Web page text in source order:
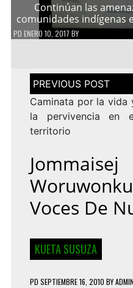
Continúan las
comunidades indígenas
PD ENERO 10, 2017 BY
Navegación
de
entradas
Caminata por la vida
la pervivencia en
territorio
Jommaisej
Voces De
KUETA SUSUZA
PD SEPTIEMBRE 16, 2010 BYADMIN